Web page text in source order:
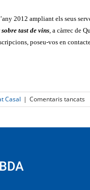
2012 ampliant els seus
tast de vins, a càrrec de
poseu-vos en
Casal | Comentaris tancatsa